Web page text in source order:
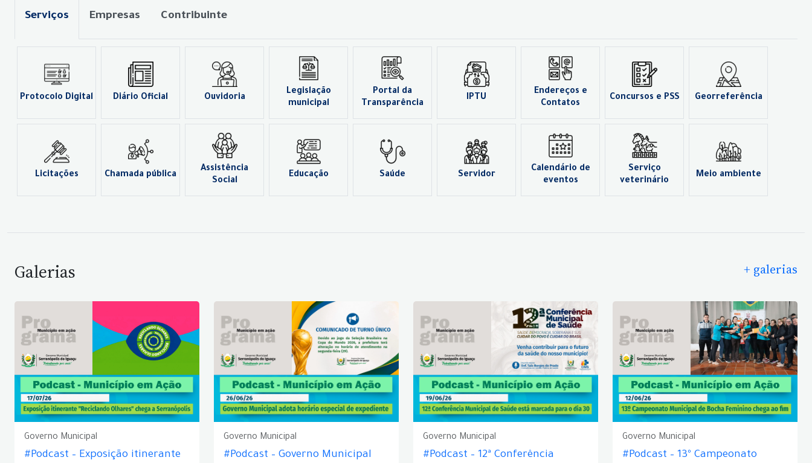
Serviços Empresas Contribuinte
Protocolo Digital Diário Oficial Ouvidoria
Legislação
municipal
Portal da
Transparência
IPTU
Endereços e
Contatos
Concursos e PSS Georreferência
Licitações Chamada pública
Assistência
Social
Educação Saúde Servidor
Calendário de
eventos
Serviço
veterinário
Meio ambiente
Galerias + galerias
Governo Municipal
#Podcast – Exposição itinerante
Governo Municipal
#Podcast – Governo Municipal
Governo Municipal
#Podcast – 12ª Conferência
Governo Municipal
#Podcast – 13º Campeonato